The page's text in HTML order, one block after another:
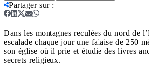
Partager sur:
Dans les montagnes reculées du nord de
escalade chaque jour une falaise de 250
son église où il prie et étudie des livres
secrets religieux.